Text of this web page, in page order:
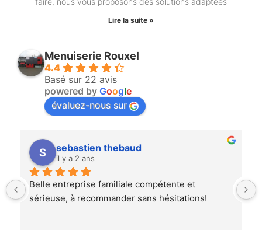
Lire la suite »
Menuiserie Rouxel
4.4
Basé sur 22 avis
powered by Google
évaluez-nous sur
sebastien thebaud
il y a 2 ans
Belle entreprise familiale compétente et
sérieuse, à recommander sans hésitations!